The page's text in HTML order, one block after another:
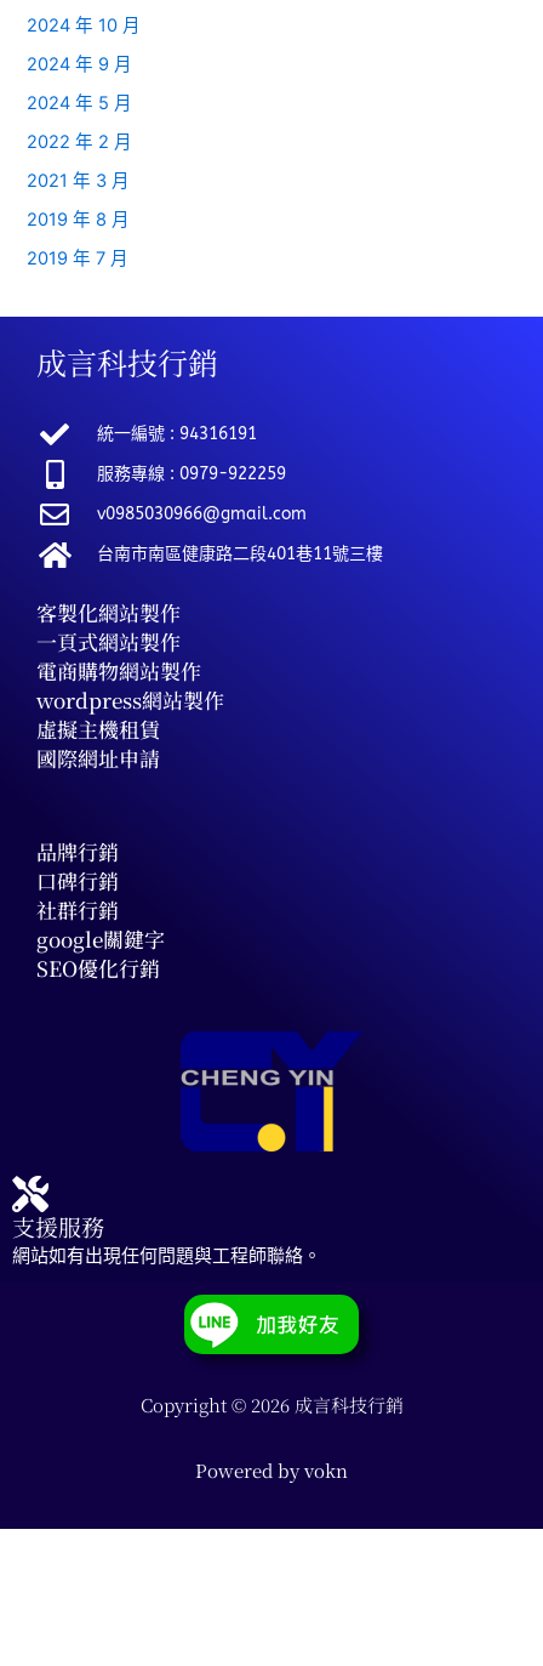
2024 年 10 月
2024 年 9 月
2024 年 5 月
2022 年 2 月
2021 年 3 月
2019 年 8 月
2019 年 7 月
成言科技行銷
統一編號 : 94316191
服務專線 : 0979-922259
v0985030966@gmail.com
台南市南區健康路二段401巷11號三樓
客製化網站製作
一頁式網站製作
電商購物網站製作
wordpress網站製作
虛擬主機租賃
國際網址申請
品牌行銷
口碑行銷
社群行銷
google關鍵字
SEO優化行銷
支援服務
網站如有出現任何問題與工程師聯絡。
Copyright © 2026 成言科技行銷
Powered byvokn